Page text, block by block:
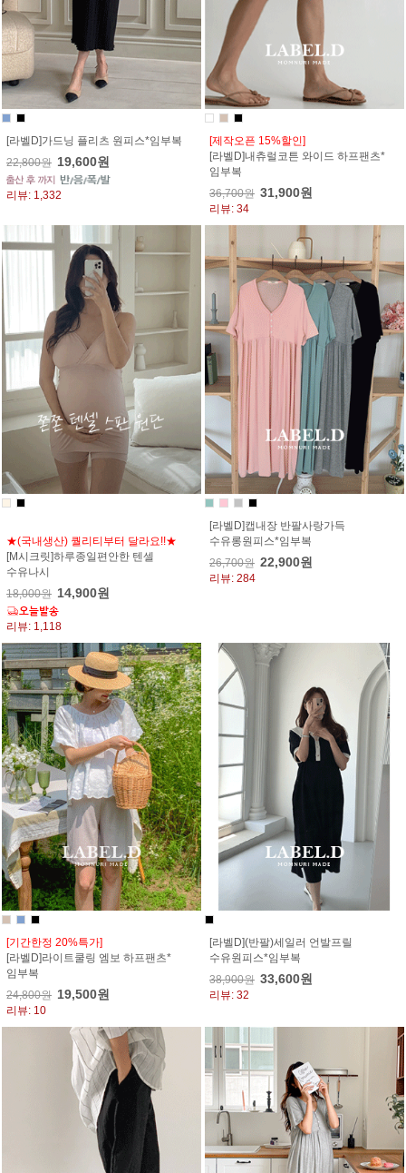
[라벨D]가드닝 플리츠 원피스*임부복
22,800원 19,600원
리뷰: 1,332
[제작오픈 15%할인]
[라벨D]내츄럴코튼 와이드 하프팬츠*
임부복
36,700원 31,900원
리뷰: 34
★(국내생산) 퀄리티부터 달라요!!★
[M시크릿]하루종일편안한 텐셀
수유나시
18,000원 14,900원
리뷰: 1,118
[라벨D]캡내장 반팔사랑가득
수유롱원피스*임부복
26,700원 22,900원
리뷰: 284
[기간한정 20%특가]
[라벨D]라이트쿨링 엠보 하프팬츠*
임부복
24,800원 19,500원
리뷰: 10
[라벨D](반팔)세일러 언발프릴
수유원피스*임부복
38,900원 33,600원
리뷰: 32